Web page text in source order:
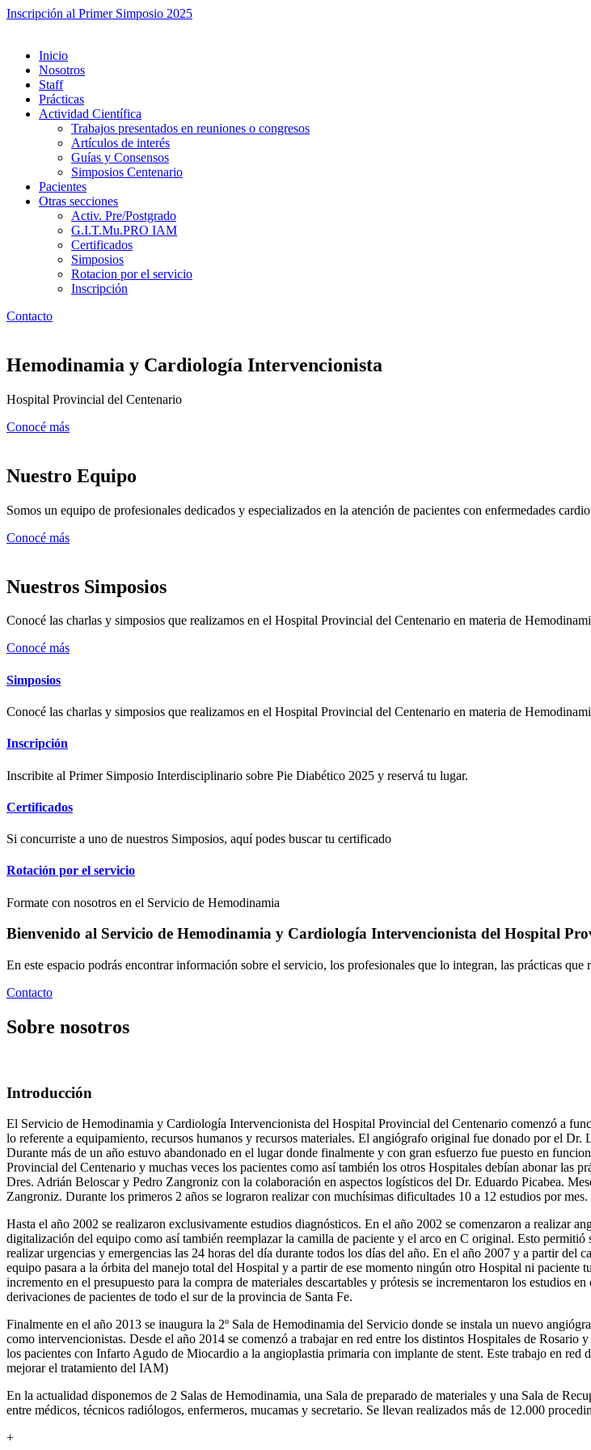
Inscripción al Primer Simposio 2025
Inicio
Nosotros
Staff
Prácticas
Actividad Científica
Trabajos presentados en reuniones o congresos
Artículos de interés
Guías y Consensos
Simposios Centenario
Pacientes
Otras secciones
Activ. Pre/Postgrado
G.I.T.Mu.PRO IAM
Certificados
Simposios
Rotacion por el servicio
Inscripción
Contacto
Hemodinamia y Cardiología Intervencionista
Hospital Provincial del Centenario
Conocé más
Nuestro Equipo
Somos un equipo de profesionales dedicados y especializados en la atención de pacientes con enfermedades
Conocé más
Nuestros Simposios
Conocé las charlas y simposios que realizamos en el Hospital Provincial del Centenario en materia de
Conocé más
Simposios
Conocé las charlas y simposios que realizamos en el Hospital Provincial del Centenario en materia de
Inscripción
Inscribite al Primer Simposio Interdisciplinario sobre Pie Diabético 2025 y reservá tu lugar.
Certificados
Si concurriste a uno de nuestros Simposios, aquí podes buscar tu certificado
Rotación por el servicio
Formate con nosotros en el Servicio de Hemodinamia
Bienvenido al Servicio de Hemodinamia y Cardiología Intervencionista del Hospital
En este espacio podrás encontrar información sobre el servicio, los profesionales que lo integran, las prácticas que
Contacto
Sobre nosotros
Introducción
El Servicio de Hemodinamia y Cardiología Intervencionista del Hospital Provincial del Centenario comenzó a
lo referente a equipamiento, recursos humanos y recursos materiales. El angiógrafo original fue donado por el
Durante más de un año estuvo abandonado en el lugar donde finalmente y con gran esfuerzo fue puesto en
Provincial del Centenario y muchas veces los pacientes como así también los otros Hospitales debían abonar
Dres. Adrián Beloscar y Pedro Zangroniz con la colaboración en aspectos logísticos del Dr. Eduardo Picabea.
Zangroniz. Durante los primeros 2 años se lograron realizar con muchísimas dificultades 10 a 12 estudios por mes.
Hasta el año 2002 se realizaron exclusivamente estudios diagnósticos. En el año 2002 se comenzaron a realizar
digitalización del equipo como así también reemplazar la camilla de paciente y el arco en C original. Esto
realizar urgencias y emergencias las 24 horas del día durante todos los días del año. En el año 2007 y a partir del
equipo pasara a la órbita del manejo total del Hospital y a partir de ese momento ningún otro Hospital ni paciente
incremento en el presupuesto para la compra de materiales descartables y prótesis se incrementaron los estudios
derivaciones de pacientes de todo el sur de la provincia de Santa Fe.
Finalmente en el año 2013 se inaugura la 2º Sala de Hemodinamia del Servicio donde se instala un nuevo
como intervencionistas. Desde el año 2014 se comenzó a trabajar en red entre los distintos Hospitales de
los pacientes con Infarto Agudo de Miocardio a la angioplastia primaria con implante de stent. Este trabajo en
mejorar el tratamiento del IAM)
En la actualidad disponemos de 2 Salas de Hemodinamia, una Sala de preparado de materiales y una Sala de
entre médicos, técnicos radiólogos, enfermeros, mucamas y secretario. Se llevan realizados más de 12.000
+